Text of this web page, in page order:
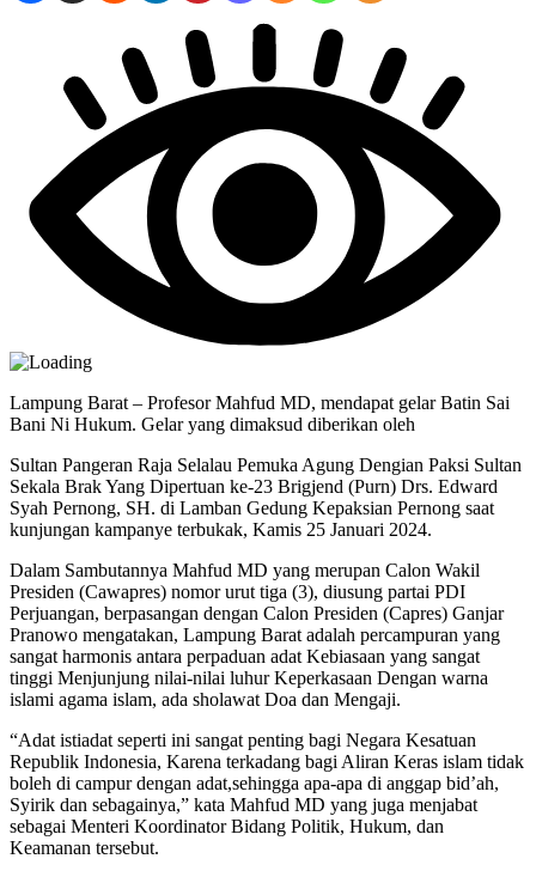
Lampung Barat – Profesor Mahfud MD, mendapat gelar Batin Sai
Bani Ni Hukum. Gelar yang dimaksud diberikan oleh
Sultan Pangeran Raja Selalau Pemuka Agung Dengian Paksi Sultan
Sekala Brak Yang Dipertuan ke-23 Brigjend (Purn) Drs. Edward
Syah Pernong, SH. di Lamban Gedung Kepaksian Pernong saat
kunjungan kampanye terbukak, Kamis 25 Januari 2024.
Dalam Sambutannya Mahfud MD yang merupan Calon Wakil
Presiden (Cawapres) nomor urut tiga (3), diusung partai PDI
Perjuangan, berpasangan dengan Calon Presiden (Capres) Ganjar
Pranowo mengatakan, Lampung Barat adalah percampuran yang
sangat harmonis antara perpaduan adat Kebiasaan yang sangat
tinggi Menjunjung nilai-nilai luhur Keperkasaan Dengan warna
islami agama islam, ada sholawat Doa dan Mengaji.
“Adat istiadat seperti ini sangat penting bagi Negara Kesatuan
Republik Indonesia, Karena terkadang bagi Aliran Keras islam tidak
boleh di campur dengan adat,sehingga apa-apa di anggap bid’ah,
Syirik dan sebagainya,” kata Mahfud MD yang juga menjabat
sebagai Menteri Koordinator Bidang Politik, Hukum, dan
Keamanan tersebut.